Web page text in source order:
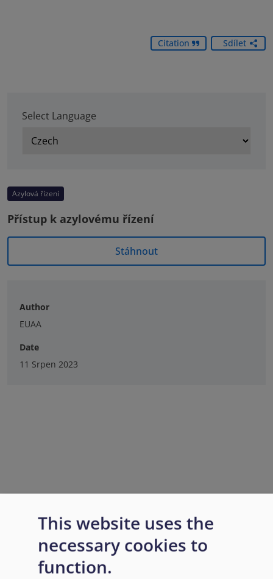
Citation Sdílet
Select Language
Azylová řízení
Přístup k azylovému řízení
Stáhnout
Author
EUAA
Date
11 Srpen 2023
This website uses the
necessary cookies to
function.